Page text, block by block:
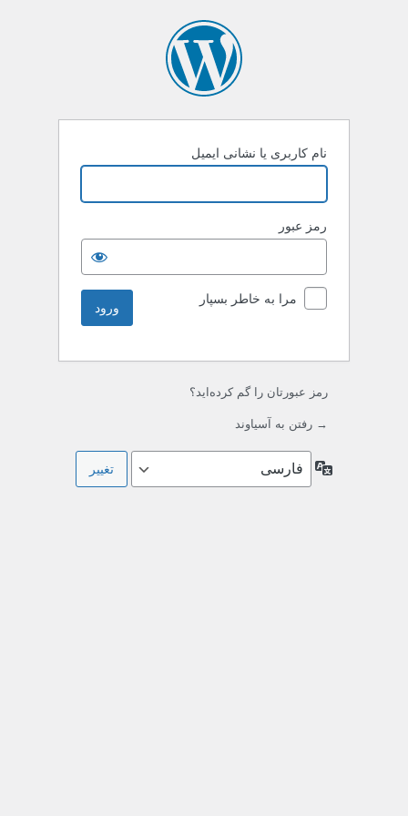
نام کاربری یا نشانی ایمیل
رمز عبور
مرا به خاطر بسپار
رمز عبورتان را گم کرده‌اید؟
→ رفتن به آسیاوند
زبان